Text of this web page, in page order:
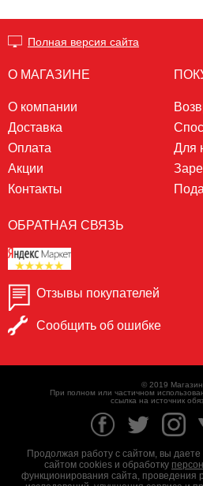
Полная версия сайта
О МАГАЗИНЕ
О компании
Доставка
Оплата
Акции
Контакты
Для
ОБРАТНАЯ СВЯЗЬ
Отзывы покупателей
Сообщить об ошибке
© 2019 Магазин.
При полном или частичном
ссылка на источник
Продолжая работу с сайтом, вы даете
сайтом cookies и обработку
функционирования сайта, проведения